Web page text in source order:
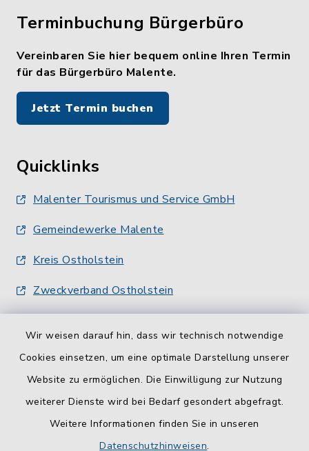
Wir weisen darauf hin, dass wir technisch notwendige
Cookies einsetzen, um eine optimale Darstellung unserer
Website zu ermöglichen. Die Einwilligung zur Nutzung
weiterer Dienste wird bei Bedarf gesondert abgefragt.
Weitere Informationen finden Sie in unseren
Datenschutzhinweisen.
Terminbuchung Bürgerbüro
Vereinbaren Sie hier bequem online Ihren Termin
für das Bürgerbüro Malente.
Jetzt Termin buchen
Quicklinks
Malenter Tourismus und Service GmbH
Gemeindewerke Malente
Kreis Ostholstein
Zweckverband Ostholstein
Barrierefreiheit